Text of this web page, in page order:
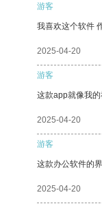
游客
我喜欢这个软件
2025-04-20
游客
这款app就像我的
2025-04-20
游客
这款办公软件的
2025-04-20